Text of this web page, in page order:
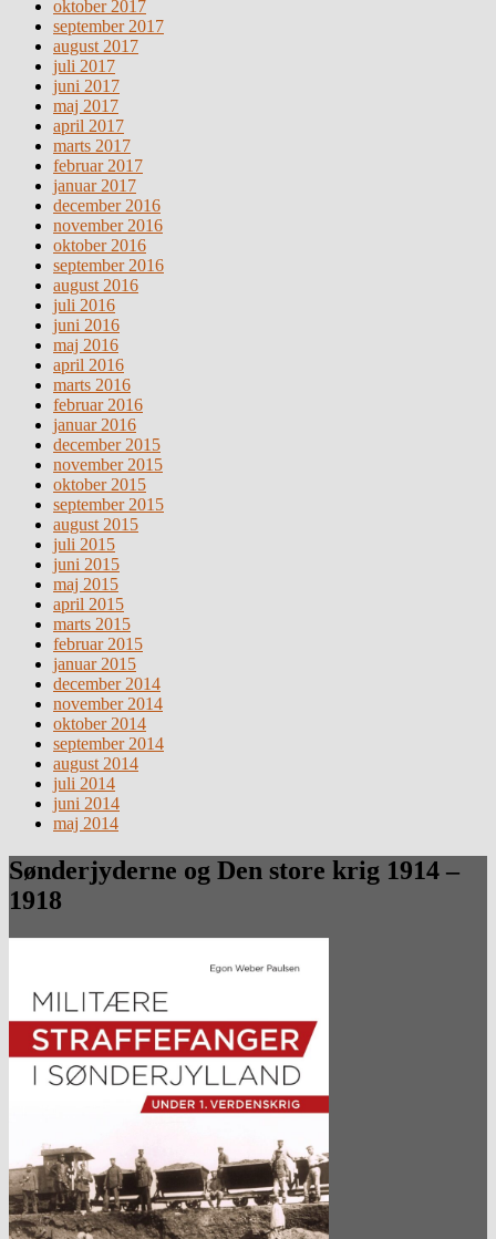
oktober 2017
september 2017
august 2017
juli 2017
juni 2017
maj 2017
april 2017
marts 2017
februar 2017
januar 2017
december 2016
november 2016
oktober 2016
september 2016
august 2016
juli 2016
juni 2016
maj 2016
april 2016
marts 2016
februar 2016
januar 2016
december 2015
november 2015
oktober 2015
september 2015
august 2015
juli 2015
juni 2015
maj 2015
april 2015
marts 2015
februar 2015
januar 2015
december 2014
november 2014
oktober 2014
september 2014
august 2014
juli 2014
juni 2014
maj 2014
Sønderjyderne og Den store krig 1914 –
1918